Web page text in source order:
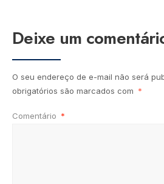
Deixe um
O seu endereço de e-mail não será
obrigatórios são marcados com *
Comentário *